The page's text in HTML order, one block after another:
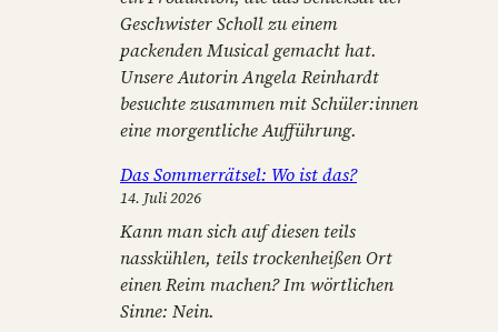
Geschwister Scholl zu einem
packenden Musical gemacht hat.
Unsere Autorin Angela Reinhardt
besuchte zusammen mit Schüler:innen
eine morgentliche Aufführung.
Das Sommerrätsel: Wo ist das?
14. Juli 2026
Kann man sich auf diesen teils
nasskühlen, teils trockenheißen Ort
einen Reim machen? Im wörtlichen
Sinne: Nein.